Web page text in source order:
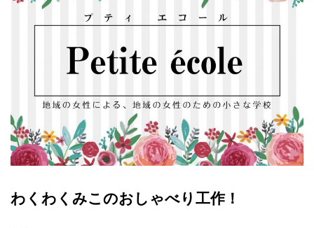
わくわくみこのおしゃべり工作！